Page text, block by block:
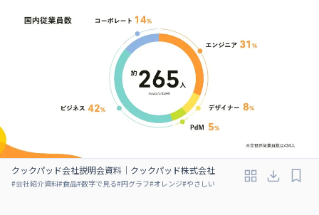
クックパッド会社説明会資料｜クックパッド株式会社
#会社紹介資料#食品#数字で見る#円グラフ#オレンジ#やさしい